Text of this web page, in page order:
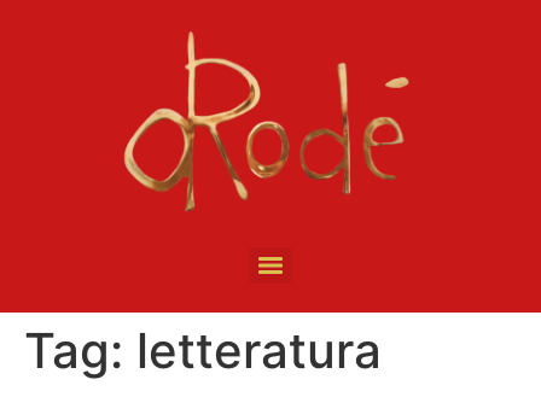
Tag: letteratura